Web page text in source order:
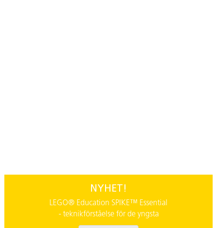
NYHET!
LEGO® Education SPIKE™ Essential
- teknikförståelse för de yngsta